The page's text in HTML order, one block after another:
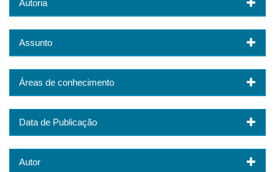
Autoria
Assunto
Áreas de conhecimento
Data de Publicação
Autor